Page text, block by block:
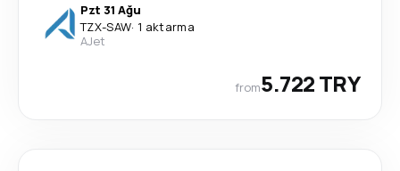
Pzt 31 Ağu
TZX-SAW· 1 aktarma
AJet
from5.722 TRY